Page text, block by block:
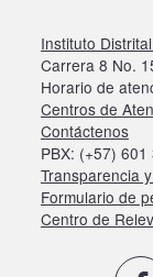
Instituto
Carrera 8 No.
Horario de
Centros de
Contáctenos
PBX: (+57)
Transparencia
Formulario de
Centro de